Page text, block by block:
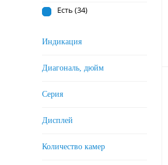
Turbosky (
Vector (
Vostok (0)
Yaesu (
Есть (34)
Индикация
Диагональ, дюйм
Серия
Дисплей
Количество камер